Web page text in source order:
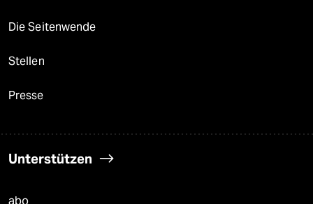
Die Seitenwende
Stellen
Presse
Unterstützen
abo